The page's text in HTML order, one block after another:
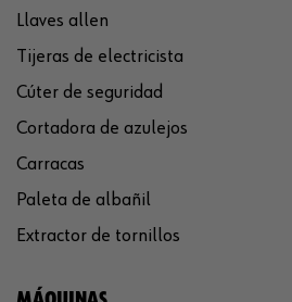
Llaves allen
Tijeras de electricista
Cúter de seguridad
Cortadora de azulejos
Carracas
Paleta de albañil
Extractor de tornillos